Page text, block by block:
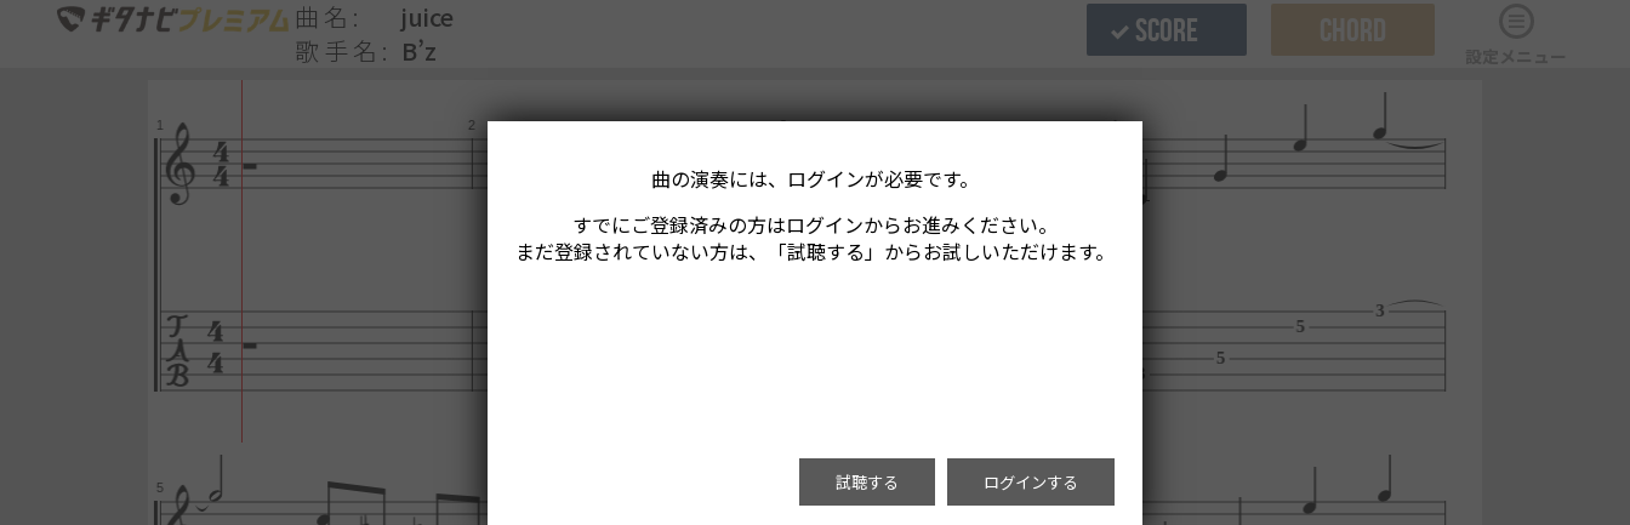
曲名
juice
歌手名
B’z
SCORE CHORD
曲の演奏には、ログインが必要です。
すでにご登録済みの方はログインからお進みください。
まだ登録されていない方は、「試聴する」からお試しいただけます。
試聴する ログインする